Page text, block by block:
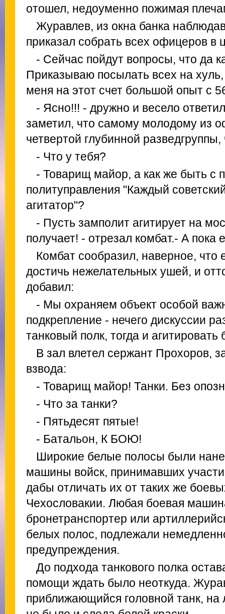
отошел, недоуменно пожимая
Журавлев, из окна банка
приказал собрать всех офицеров в
- Сейчас пойдут вопросы, что да
Приказываю посылать всех на
меня на этот счет большой опыт с
- Ясно!!! - дружно и весело
заметил, что самому молодому из
четвертой глубинной
- Что у тебя?
- Товарищ майор, а как же быть с
политуправления "Каждый
агитатор"?
- Пусть замполит агитирует на
получает! - отрезал комбат.- А пока
Комбат сообразил, наверное, что
достичь нежелательных ушей, и
добавил:
- Мы охраняем объект особой
подкрепление - нечего дискуссии
танковый полк, тогда и агитировать
В зал влетел сержант Прохоров,
взвода:
- Товарищ майор! Танки. Без
- Что за танки?
- Пятьдесят пятые!
- Батальон, К БОЮ!
Широкие белые полосы были
машины войск, принимавших
дабы отличать их от таких же
Чехословакии. Любая боевая
бронетранспортер или
белых полос, подлежали
предупреждения.
До подхода танкового полка
помощи ждать было неоткуда.
приближающийся головной танк, на